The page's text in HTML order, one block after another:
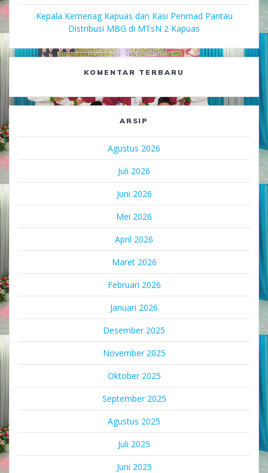
Kepala Kemenag Kapuas dan Kasi Penmad Pantau
Distribusi MBG di MTsN 2 Kapuas
KOMENTAR TERBARU
ARSIP
Agustus 2026
Juli 2026
Juni 2026
Mei 2026
April 2026
Maret 2026
Februari 2026
Januari 2026
Desember 2025
November 2025
Oktober 2025
September 2025
Agustus 2025
Juli 2025
Juni 2025